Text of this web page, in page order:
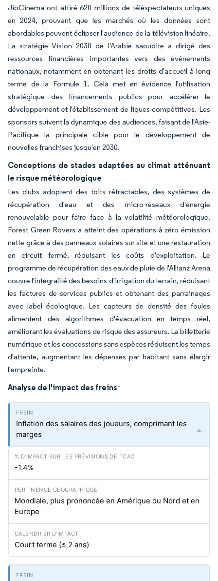
JioCinema ont attiré 620 millions de téléspectateurs uniques
en 2024, prouvant que les marchés où les données sont
abordables peuvent éclipser l'audience de la télévision linéaire.
La stratégie Vision 2030 de l'Arabie saoudite a dirigé des
ressources financières importantes vers des événements
nationaux, notamment en obtenant les droits d'accueil à long
terme de la Formule 1. Cela met en évidence l'utilisation
stratégique des financements publics pour accélérer le
développement et l'établissement de ligues compétitives. Les
sponsors suivent la dynamique des audiences, faisant de l'Asie-
Pacifique la principale cible pour le développement de
nouvelles franchises jusqu'en 2030.
Conceptions de stades adaptées au climat atténuant
le risque météorologique
Les clubs adoptent des toits rétractables, des systèmes de
récupération d'eau et des micro-réseaux d'énergie
renouvelable pour faire face à la volatilité météorologique.
Forest Green Rovers a atteint des opérations à zéro émission
nette grâce à des panneaux solaires sur site et une restauration
en circuit fermé, réduisant les coûts d'exploitation. Le
programme de récupération des eaux de pluie de l'Allianz Arena
couvre l'intégralité des besoins d'irrigation du terrain, réduisant
les factures de services publics et obtenant des parrainages
avec label écologique. Les capteurs de densité des foules
alimentent des algorithmes d'évacuation en temps réel,
améliorant les évaluations de risque des assureurs. La billetterie
numérique et les concessions sans espèces réduisent les temps
d'attente, augmentant les dépenses par habitant sans élargir
l'empreinte.
Analyse de l'impact des freins*
Inflation des salaires des joueurs, comprimant les
marges
-1.4%
Mondiale, plus prononcée en Amérique du Nord et en
Europe
Court terme (≤ 2 ans)